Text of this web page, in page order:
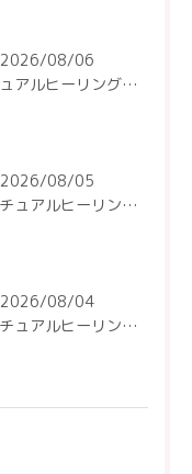
2026/08/06
チュアルヒーリングセンター
2026/08/05
リチュアルヒーリングセンター
2026/08/04
リチュアルヒーリングセンター